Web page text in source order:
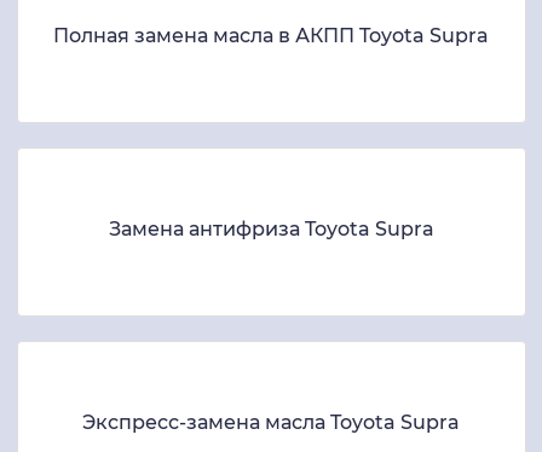
Полная замена масла в АКПП Toyota Supra
Замена антифриза Toyota Supra
Экспресс-замена масла Toyota Supra